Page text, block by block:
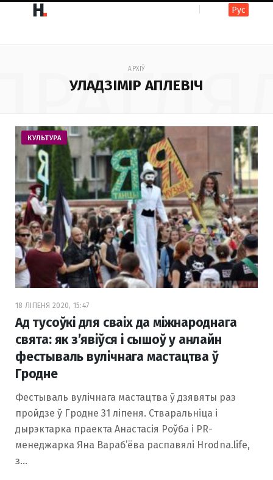
e
b
o
o
k
a
g
r
a
Рус
АРХІЎ
УЛАДЗІМІР АПЛЕВІЧ
КУЛЬТУРА
18 ЛІПЕНЯ 2020, 15:47
Ад тусоўкі для сваіх да міжнароднага
свята: як з’явіўся і сышоў у анлайн
фестываль вулічнага мастацтва ў
Гродне
Фестываль вулічнага мастацтва ў дзявяты раз
пройдзе ў Гродне 31 ліпеня. Стваральніца і
дырэктарка праекта Анастасія Роўба і PR-
менеджарка Яна Вараб’ёва распавялі Hrodna.life,
з…